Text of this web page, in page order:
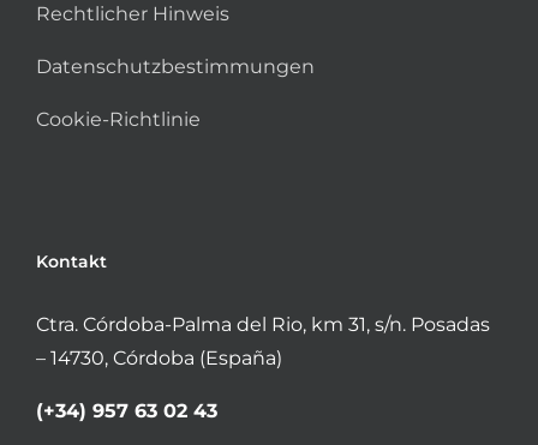
Rechtlicher Hinweis
Datenschutzbestimmungen
Cookie-Richtlinie
Kontakt
Ctra. Córdoba-Palma del Rio, km 31, s/n. Posadas
– 14730, Córdoba (España)
(+34) 957 63 02 43